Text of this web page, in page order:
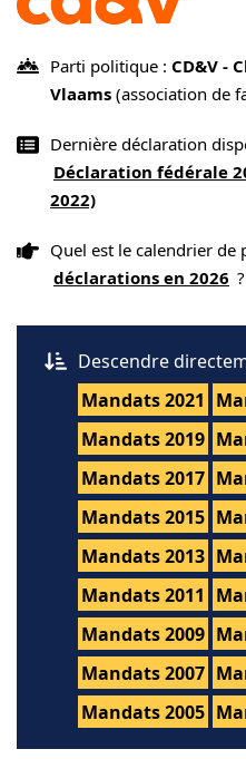
Parti politique : CD&V -
Vlaams (association de
Dernière déclaration
Déclaration fédérale
2022)
Quel est le calendrier de
déclarations en 2026 ?
Descendre
Mandats 2021
Mandats 2019
Mandats 2017
Mandats 2015
Mandats 2013
Mandats 2011
Mandats 2009
Mandats 2007
Mandats 2005